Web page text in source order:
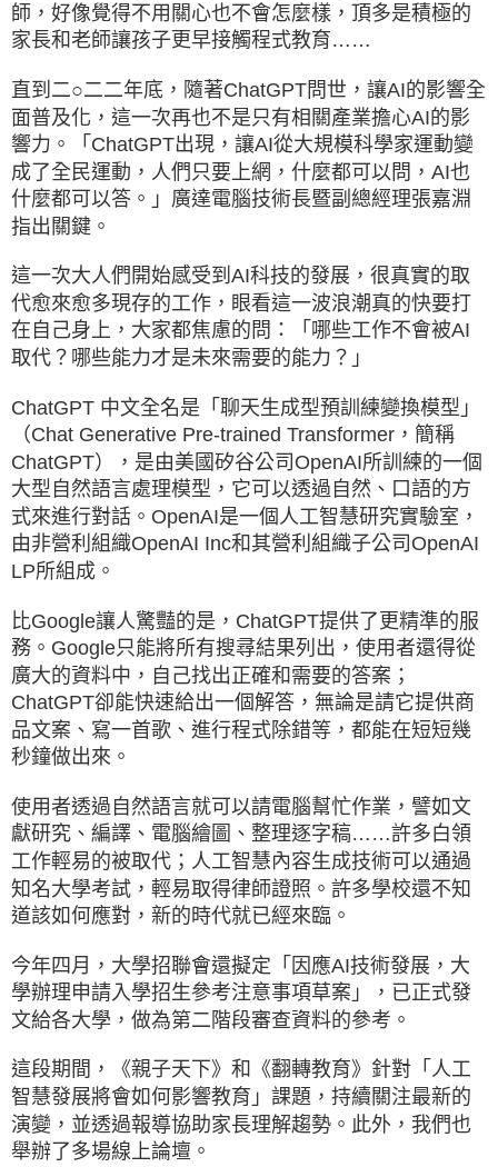
師，好像覺得不用關心也不會怎麼樣，頂多是積極的
家長和老師讓孩子更早接觸程式教育……
直到二○二二年底，隨著ChatGPT問世，讓AI的影響全
面普及化，這一次再也不是只有相關產業擔心AI的影
響力。「ChatGPT出現，讓AI從大規模科學家運動變
成了全民運動，人們只要上網，什麼都可以問，AI也
什麼都可以答。」廣達電腦技術長暨副總經理張嘉淵
指出關鍵。
這一次大人們開始感受到AI科技的發展，很真實的取
代愈來愈多現存的工作，眼看這一波浪潮真的快要打
在自己身上，大家都焦慮的問：「哪些工作不會被AI
取代？哪些能力才是未來需要的能力？」
ChatGPT 中文全名是「聊天生成型預訓練變換模型」
（Chat Generative Pre-trained Transformer，簡稱
ChatGPT），是由美國矽谷公司OpenAI所訓練的一個
大型自然語言處理模型，它可以透過自然、口語的方
式來進行對話。OpenAI是一個人工智慧研究實驗室，
由非營利組織OpenAI Inc和其營利組織子公司OpenAI
LP所組成。
比Google讓人驚豔的是，ChatGPT提供了更精準的服
務。Google只能將所有搜尋結果列出，使用者還得從
廣大的資料中，自己找出正確和需要的答案；
ChatGPT卻能快速給出一個解答，無論是請它提供商
品文案、寫一首歌、進行程式除錯等，都能在短短幾
秒鐘做出來。
使用者透過自然語言就可以請電腦幫忙作業，譬如文
獻研究、編譯、電腦繪圖、整理逐字稿……許多白領
工作輕易的被取代；人工智慧內容生成技術可以通過
知名大學考試，輕易取得律師證照。許多學校還不知
道該如何應對，新的時代就已經來臨。
今年四月，大學招聯會還擬定「因應AI技術發展，大
學辦理申請入學招生參考注意事項草案」，已正式發
文給各大學，做為第二階段審查資料的參考。
這段期間，《親子天下》和《翻轉教育》針對「人工
智慧發展將會如何影響教育」課題，持續關注最新的
演變，並透過報導協助家長理解趨勢。此外，我們也
舉辦了多場線上論壇。